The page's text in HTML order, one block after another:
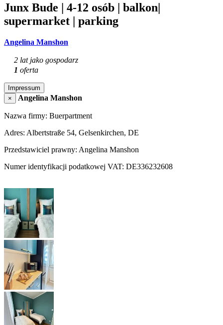
Junx Bude | 4-12 osób | balkon|
supermarket | parking
Angelina Manshon
2 lat jako gospodarz
1 oferta
Impressum
×
Angelina Manshon
Nazwa firmy: Buerpartment
Adres: Albertstraße 54, Gelsenkirchen, DE
Przedstawiciel prawny: Angelina Manshon
Numer identyfikacji podatkowej VAT: DE336232608